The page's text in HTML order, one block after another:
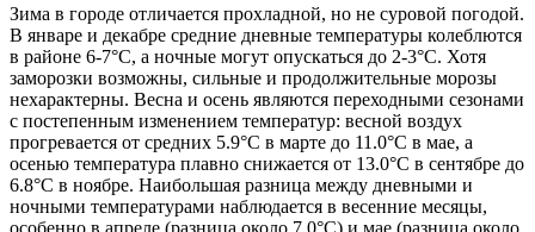
Зима в городе отличается прохладной, но не суровой погодой.
В январе и декабре средние дневные температуры колеблются
в районе 6-7°C, а ночные могут опускаться до 2-3°C. Хотя
заморозки возможны, сильные и продолжительные морозы
нехарактерны. Весна и осень являются переходными сезонами
с постепенным изменением температур: весной воздух
прогревается от средних 5.9°C в марте до 11.0°C в мае, а
осенью температура плавно снижается от 13.0°C в сентябре до
6.8°C в ноябре. Наибольшая разница между дневными и
ночными температурами наблюдается в весенние месяцы,
особенно в апреле (разница около 7.0°C) и мае (разница около